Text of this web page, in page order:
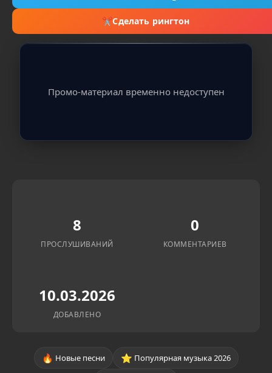
✂Сделать рингтон
Промо-материал временно недоступен
8
ПРОСЛУШИВАНИЙ
0
КОММЕНТАРИЕВ
10.03.2026
ДОБАВЛЕНО
🔥 Новые песни ⭐ Популярная музыка 2026